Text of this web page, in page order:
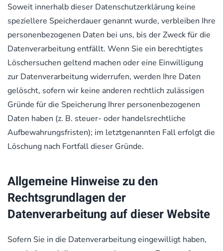
Soweit innerhalb dieser Datenschutzerklärung keine
speziellere Speicherdauer genannt wurde, verbleiben Ihre
personenbezogenen Daten bei uns, bis der Zweck für die
Datenverarbeitung entfällt. Wenn Sie ein berechtigtes
Löschersuchen geltend machen oder eine Einwilligung
zur Datenverarbeitung widerrufen, werden Ihre Daten
gelöscht, sofern wir keine anderen rechtlich zulässigen
Gründe für die Speicherung Ihrer personenbezogenen
Daten haben (z. B. steuer- oder handelsrechtliche
Aufbewahrungsfristen); im letztgenannten Fall erfolgt die
Löschung nach Fortfall dieser Gründe.
Allgemeine Hinweise zu den
Rechtsgrundlagen der
Datenverarbeitung auf dieser Website
Sofern Sie in die Datenverarbeitung eingewilligt haben,